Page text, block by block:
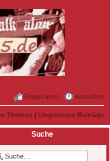
Anmelden
Registrieren
Themen | Ungelesene Beiträge
Suche